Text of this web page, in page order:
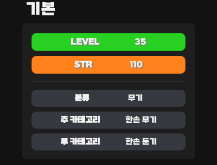
기본
LEVEL 35
STR 110
분류 무기
주 카테고리 한손 무기
부 카테고리 한손 둔기